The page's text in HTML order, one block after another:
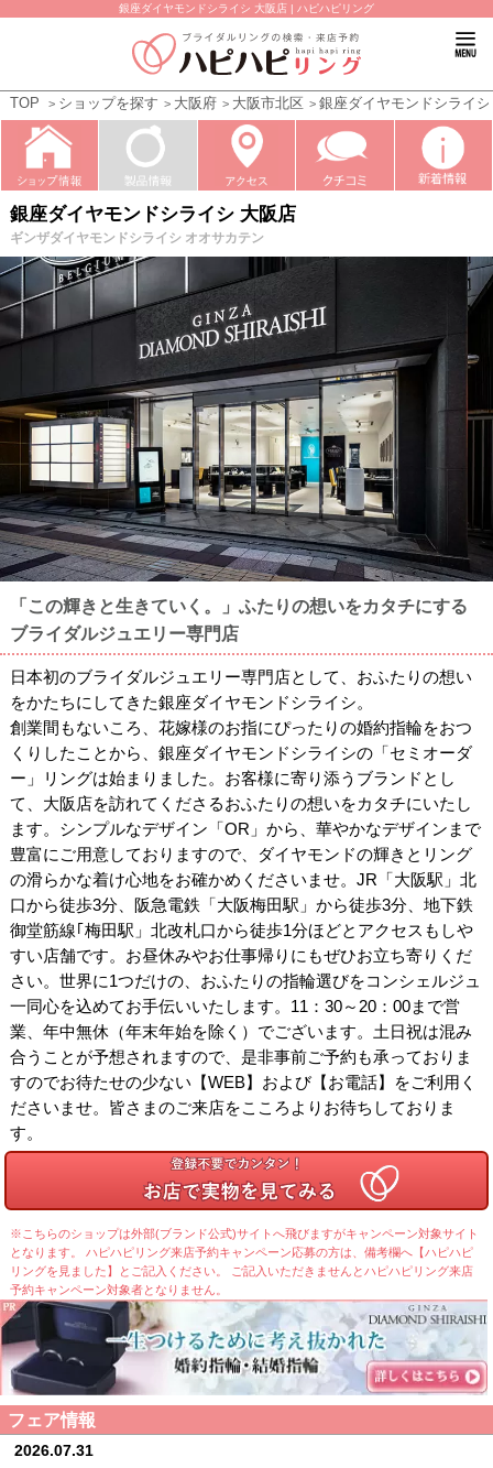
銀座ダイヤモンドシライシ 大阪店 | ハピハピリング
TOP ショップを探す 大阪府 大阪市北区 銀座ダイヤモンドシライ
銀座ダイヤモンドシライシ 大阪店
ギンザダイヤモンドシライシ オオサカテン
「この輝きと生きていく。」ふたりの想いをカタチにする
ブライダルジュエリー専門店
日本初のブライダルジュエリー専門店として、おふたりの想い
をかたちにしてきた銀座ダイヤモンドシライシ。
創業間もないころ、花嫁様のお指にぴったりの婚約指輪をおつ
くりしたことから、銀座ダイヤモンドシライシの「セミオーダ
ー」リングは始まりました。お客様に寄り添うブランドとし
て、大阪店を訪れてくださるおふたりの想いをカタチにいたし
ます。シンプルなデザイン「OR」から、華やかなデザインまで
豊富にご用意しておりますので、ダイヤモンドの輝きとリング
の滑らかな着け心地をお確かめくださいませ。JR「大阪駅」北
口から徒歩3分、阪急電鉄「大阪梅田駅」から徒歩3分、地下鉄
御堂筋線｢梅田駅」北改札口から徒歩1分ほどとアクセスもしや
すい店舗です。お昼休みやお仕事帰りにもぜひお立ち寄りくだ
さい。世界に1つだけの、おふたりの指輪選びをコンシェルジュ
一同心を込めてお手伝いいたします。11：30～20：00まで営
業、年中無休（年末年始を除く）でございます。土日祝は混み
合うことが予想されますので、是非事前ご予約も承っておりま
すのでお待たせの少ない【WEB】および【お電話】をご利用く
ださいませ。皆さまのご来店をこころよりお待ちしておりま
す。
※こちらのショップは外部(ブランド公式)サイトへ飛びますがキャンペーン対象サイト
となります。 ハピハピリング来店予約キャンペーン応募の方は、備考欄へ【ハピハピ
リングを見ました】とご記入ください。 ご記入いただきませんとハピハピリング来店
予約キャンペーン対象者となりません。
フェア情報
2026.07.31